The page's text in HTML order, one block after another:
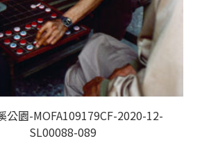
公園-MOFA109179CF-2020-12-
SL00088-089